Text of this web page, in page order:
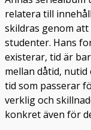
relatera till
skildras genom
studenter. Hans
existerar, tid är
mellan dåtid,
tid som passerar
verklig och
konkret även för